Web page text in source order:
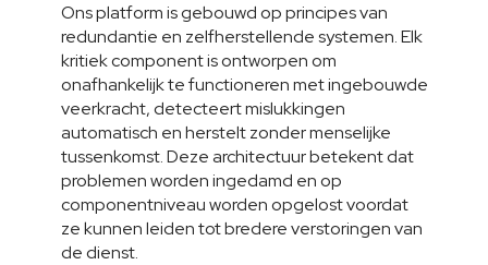
Ons platform is gebouwd op principes van
redundantie en zelfherstellende systemen. Elk
kritiek component is ontworpen om
onafhankelijk te functioneren met ingebouwde
veerkracht, detecteert mislukkingen
automatisch en herstelt zonder menselijke
tussenkomst. Deze architectuur betekent dat
problemen worden ingedamd en op
componentniveau worden opgelost voordat
ze kunnen leiden tot bredere verstoringen van
de dienst.